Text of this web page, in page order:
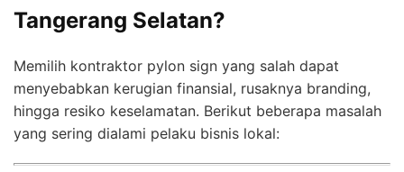
Tangerang Selatan?
Memilih kontraktor pylon sign yang salah dapat
menyebabkan kerugian finansial, rusaknya branding,
hingga resiko keselamatan. Berikut beberapa masalah
yang sering dialami pelaku bisnis lokal: